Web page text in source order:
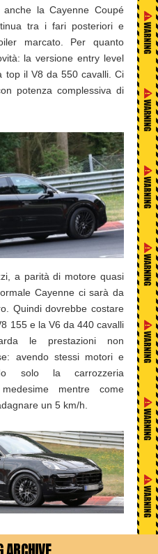
la Cayenne Coupé
tra i fari posteriori e
marcato. Per quanto
la versione entry level
top il V8 da 550 cavalli. Ci
potenza complessiva di
a parità di motore quasi
Cayenne ci sarà da
Quindi dovrebbe costare
155 e la V6 da 440 cavalli
le prestazioni non
avendo stessi motori e
solo la carrozzeria
mentre come
un 5 km/h.